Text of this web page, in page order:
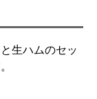
生ハムのセッ